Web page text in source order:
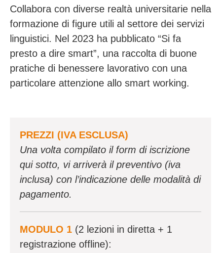
Collabora con diverse realtà universitarie nella
formazione di figure utili al settore dei servizi
linguistici. Nel 2023 ha pubblicato “Si fa
presto a dire smart”, una raccolta di buone
pratiche di benessere lavorativo con una
particolare attenzione allo smart working.
PREZZI (IVA ESCLUSA)
Una volta compilato il form di iscrizione
qui sotto, vi arriverà il preventivo (iva
inclusa) con l’indicazione delle modalità di
pagamento.
MODULO 1 (2 lezioni in diretta + 1
registrazione offline):